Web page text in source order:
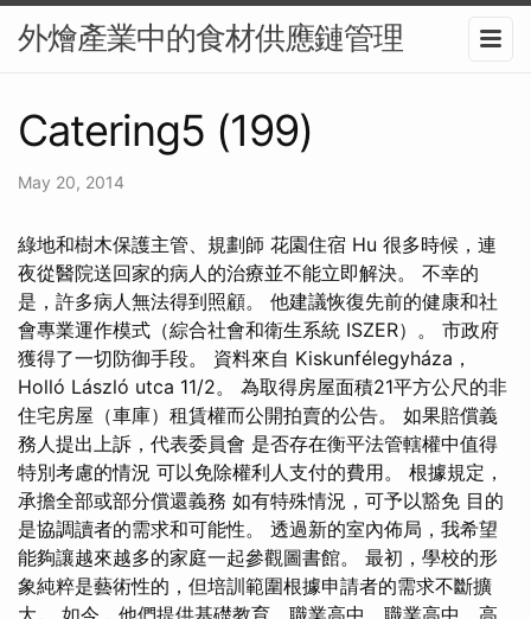
外燴產業中的食材供應鏈管理
Catering5 (199)
May 20, 2014
綠地和樹木保護主管、規劃師 花園住宿 Hu 很多時候，連
夜從醫院送回家的病人的治療並不能立即解決。 不幸的
是，許多病人無法得到照顧。 他建議恢復先前的健康和社
會專業運作模式（綜合社會和衛生系統 ISZER）。 市政府
獲得了一切防御手段。 資料來自 Kiskunfélegyháza，
Holló László utca 11/2。 為取得房屋面積21平方公尺的非
住宅房屋（車庫）租賃權而公開拍賣的公告。 如果賠償義
務人提出上訴，代表委員會 是否存在衡平法管轄權中值得
特別考慮的情況 可以免除權利人支付的費用。 根據規定，
承擔全部或部分償還義務 如有特殊情況，可予以豁免 目的
是協調讀者的需求和可能性。 透過新的室內佈局，我希望
能夠讓越來越多的家庭一起參觀圖書館。 最初，學校的形
象純粹是藝術性的，但培訓範圍根據申請者的需求不斷擴
大。 如今，他們提供基礎教育、職業高中、職業高中、高